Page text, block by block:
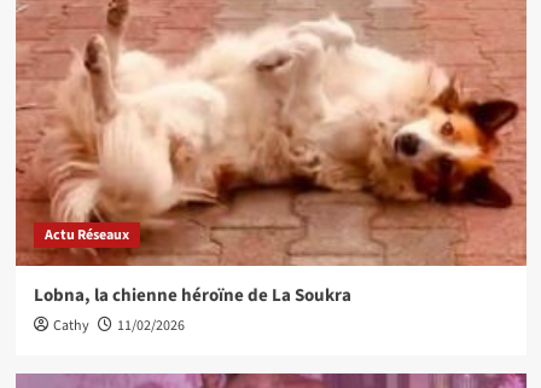
Actu Réseaux
Lobna, la chienne héroïne de La Soukra
Cathy 11/02/2026